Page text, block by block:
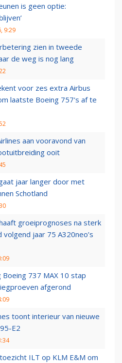
is geen optie:
9:29
zien in tweede
de weg is nog lang
voor zes extra Airbus
laatste Boeing 757's af te
aan vooravond van
ooit
jaar langer door met
Schotland
groeiprognoses na sterk
volgend jaar 75 A320neo’s
737 MAX 10 stap
afgerond
toont interieur van nieuwe
E2
ILT op KLM E&M om